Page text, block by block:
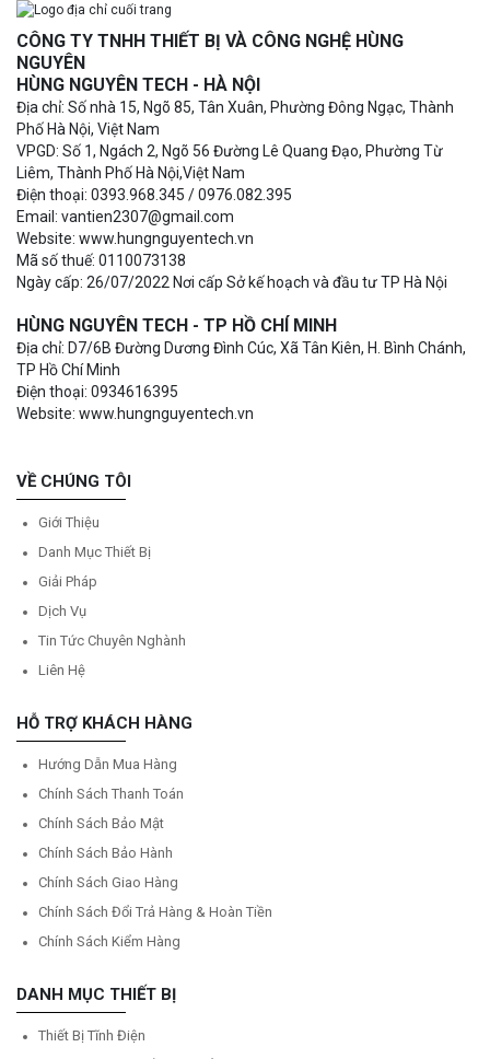
CÔNG TY TNHH THIẾT BỊ VÀ CÔNG NGHỆ HÙNG
NGUYÊN
HÙNG NGUYÊN TECH - HÀ NỘI
Địa chỉ: Số nhà 15, Ngõ 85, Tân Xuân, Phường Đông Ngạc, Thành
Phố Hà Nội, Việt Nam
VPGD: Số 1, Ngách 2, Ngõ 56 Đường Lê Quang Đạo, Phường Từ
Liêm, Thành Phố Hà Nội,Việt Nam
Điện thoại: 0393.968.345 / 0976.082.395
Email: vantien2307@gmail.com
Website: www.hungnguyentech.vn
Mã số thuế: 0110073138
Ngày cấp: 26/07/2022 Nơi cấp Sở kế hoạch và đầu tư TP Hà Nội
HÙNG NGUYÊN TECH - TP HỒ CHÍ MINH
Địa chỉ: D7/6B Đường Dương Đình Cúc, Xã Tân Kiên, H. Bình Chánh,
TP Hồ Chí Minh
Điện thoại: 0934616395
Website: www.hungnguyentech.vn
VỀ CHÚNG TÔI
Giới Thiệu
Danh Mục Thiết Bị
Giải Pháp
Dịch Vụ
Tin Tức Chuyên Nghành
Liên Hệ
HỖ TRỢ KHÁCH HÀNG
Hướng Dẫn Mua Hàng
Chính Sách Thanh Toán
Chính Sách Bảo Mật
Chính Sách Bảo Hành
Chính Sách Giao Hàng
Chính Sách Đổi Trả Hàng & Hoàn Tiền
Chính Sách Kiểm Hàng
DANH MỤC THIẾT BỊ
Thiết Bị Tĩnh Điện